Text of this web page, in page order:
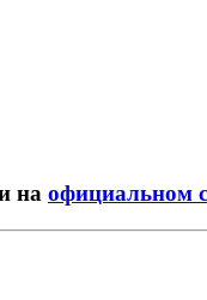
на официальном